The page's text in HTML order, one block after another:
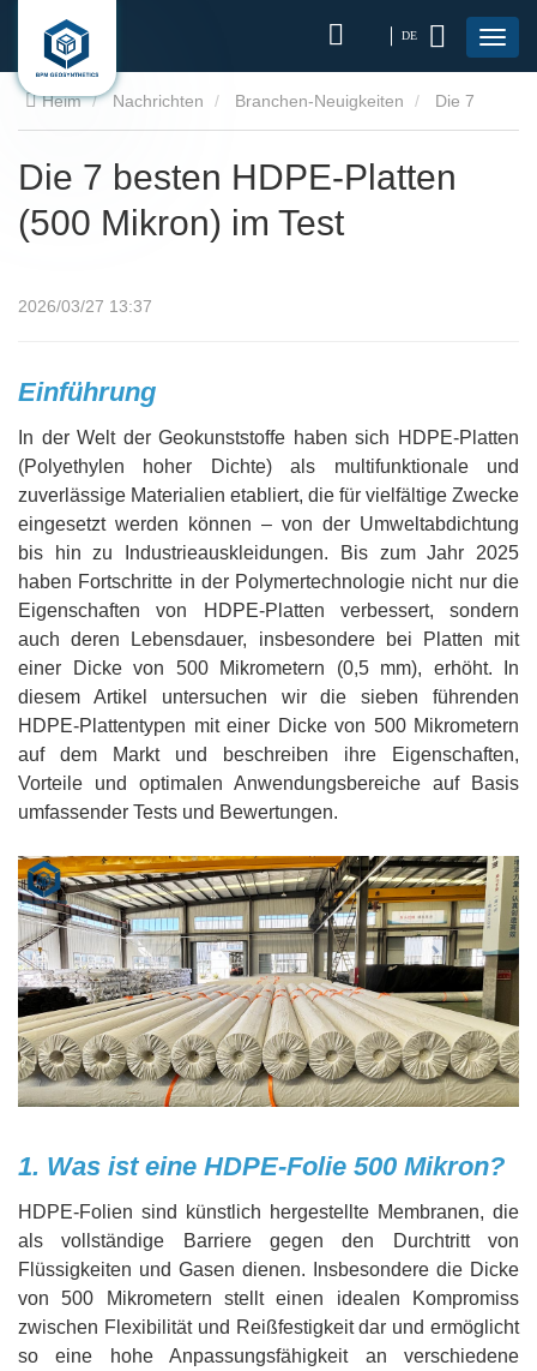
DE
Heim Nachrichten Branchen-Neuigkeiten
Die 7 besten HDPE-Platten
(500 Mikron) im Test
2026/03/27 13:37
Einführung
In der Welt der Geokunststoffe haben sich HDPE-Platten
(Polyethylen hoher Dichte) als multifunktionale und
zuverlässige Materialien etabliert, die für vielfältige Zwecke
eingesetzt werden können – von der Umweltabdichtung
bis hin zu Industrieauskleidungen. Bis zum Jahr 2025
haben Fortschritte in der Polymertechnologie nicht nur die
Eigenschaften von HDPE-Platten verbessert, sondern
auch deren Lebensdauer, insbesondere bei Platten mit
einer Dicke von 500 Mikrometern (0,5 mm), erhöht. In
diesem Artikel untersuchen wir die sieben führenden
HDPE-Plattentypen mit einer Dicke von 500 Mikrometern
auf dem Markt und beschreiben ihre Eigenschaften,
Vorteile und optimalen Anwendungsbereiche auf Basis
umfassender Tests und Bewertungen.
1. Was ist eine HDPE-Folie 500 Mikron?
HDPE-Folien sind künstlich hergestellte Membranen, die
als vollständige Barriere gegen den Durchtritt von
Flüssigkeiten und Gasen dienen. Insbesondere die Dicke
von 500 Mikrometern stellt einen idealen Kompromiss
zwischen Flexibilität und Reißfestigkeit dar und ermöglicht
so eine hohe Anpassungsfähigkeit an verschiedene